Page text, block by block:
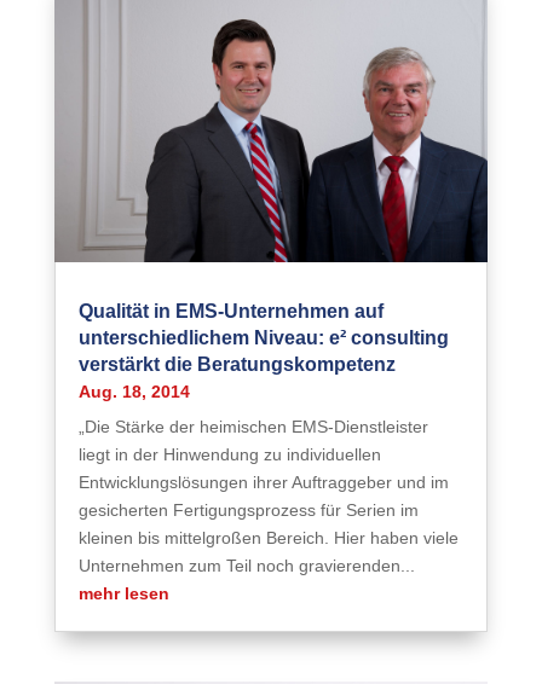
Qualität in EMS-Unternehmen auf
unterschiedlichem Niveau: e² consulting
verstärkt die Beratungskompetenz
Aug. 18, 2014
„Die Stärke der heimischen EMS-Dienstleister
liegt in der Hinwendung zu individuellen
Entwicklungslösungen ihrer Auftraggeber und im
gesicherten Fertigungsprozess für Serien im
kleinen bis mittelgroßen Bereich. Hier haben viele
Unternehmen zum Teil noch gravierenden...
mehr lesen